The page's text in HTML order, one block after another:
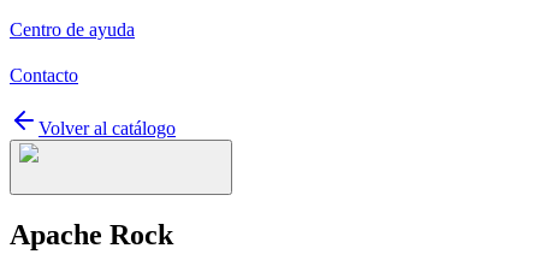
Centro de ayuda
Contacto
Volver al catálogo
Apache Rock